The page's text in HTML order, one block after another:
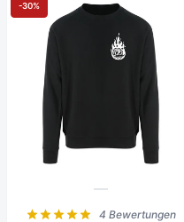
4 Bewertungen
-30%